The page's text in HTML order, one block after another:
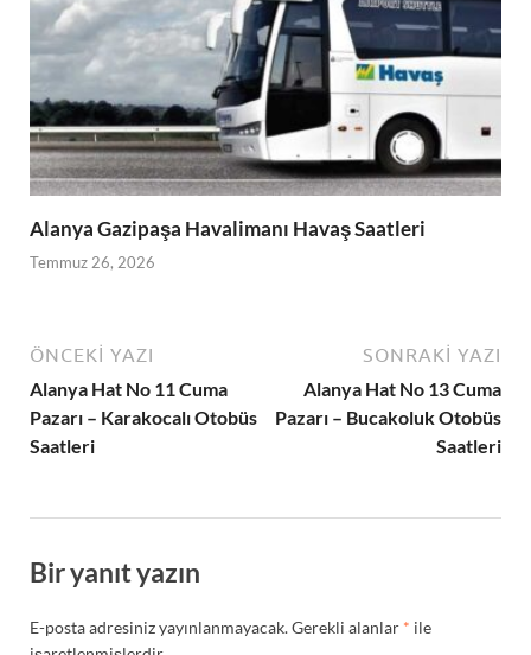
Alanya Gazipaşa Havalimanı Havaş Saatleri
Temmuz 26, 2026
ÖNCEKI YAZI
Alanya Hat No 11 Cuma
Pazarı – Karakocalı Otobüs
Saatleri
SONRAKI YAZI
Alanya Hat No 13 Cuma
Pazarı – Bucakoluk Otobüs
Saatleri
Bir yanıt yazın
E-posta adresiniz yayınlanmayacak.Gerekli alanlar * ile